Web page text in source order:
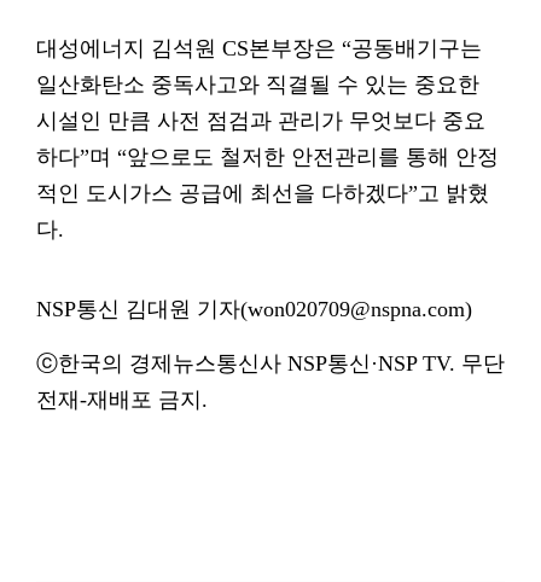
대성에너지 김석원 CS본부장은 “공동배기구는
일산화탄소 중독사고와 직결될 수 있는 중요한
시설인 만큼 사전 점검과 관리가 무엇보다 중요
하다”며 “앞으로도 철저한 안전관리를 통해 안정
적인 도시가스 공급에 최선을 다하겠다”고 밝혔
다.
NSP통신 김대원 기자(won020709@nspna.com)
ⓒ한국의 경제뉴스통신사 NSP통신·NSP TV. 무단
전재-재배포 금지.